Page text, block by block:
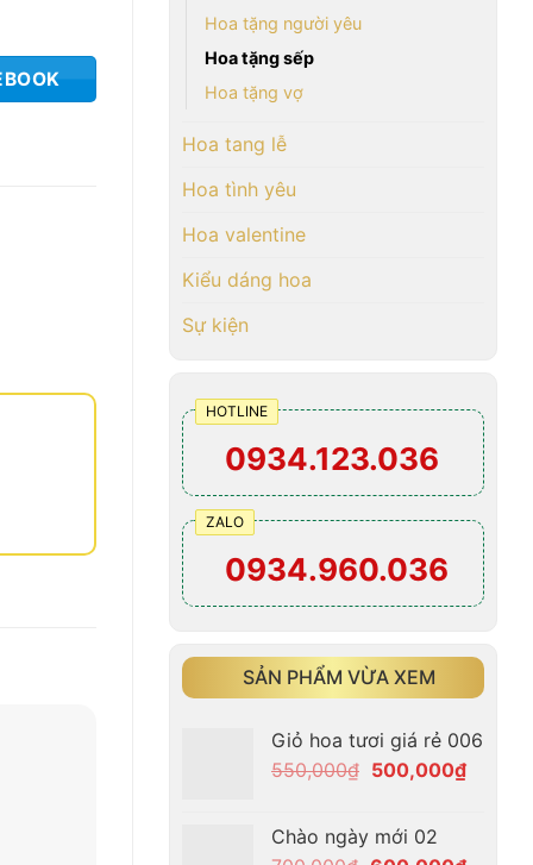
Hoa tặng người yêu
Hoa tặng sếp
Hoa tặng vợ
Hoa tang lễ
Hoa tình yêu
Hoa valentine
Kiểu dáng hoa
Sự kiện
HOTLINE
0934.123.036
ZALO
0934.960.036
SẢN PHẨM VỪA XEM
Giỏ hoa tươi giá rẻ 006
550,000₫ Giá
550,000₫.
500,000₫Giá
Chào ngày mới 02